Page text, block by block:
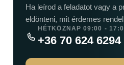
Ha leírod a feladatot vagy a
eldönteni, mit érdemes
HÉTKÖZNAP 09:00 -
+36 70 624 6294